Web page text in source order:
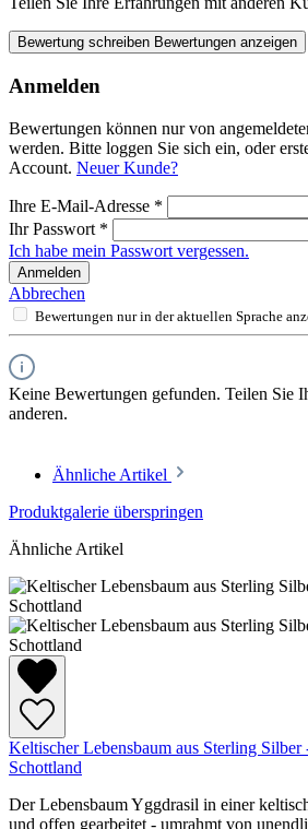
Bewertung schreiben Bewertungen anzeigen
Anmelden
Bewertungen können nur von
werden. Bitte loggen Sie sich ein, oder
Account. Neuer Kunde?
Ihre E-Mail-Adresse *
Ihr Passwort *
Ich habe mein Passwort vergessen.
Anmelden
Abbrechen
Bewertungen nur in der aktuellen Sprache
Keine Bewertungen gefunden. Teilen Sie
anderen.
Ähnliche Artikel
Produktgalerie überspringen
Ähnliche Artikel
Keltischer Lebensbaum aus Sterling
Schottland
Der Lebensbaum Yggdrasil in einer
und offen gearbeitet - umrahmt von